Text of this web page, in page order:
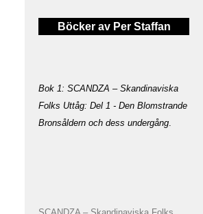
Böcker av Per Staffan
Bok 1: SCANDZA – Skandinaviska
Folks Uttåg: Del 1 - Den Blomstrande
Bronsåldern och dess undergång.